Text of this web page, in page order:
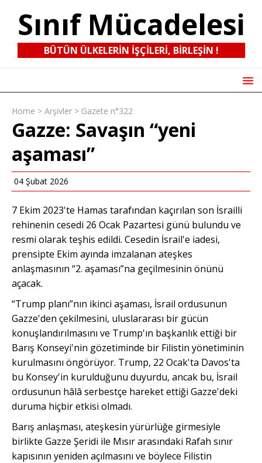
Sınıf Mücadelesi
BÜTÜN ÜLKELERIN IŞÇILERI, BIRLEŞIN !
Home > Arşivler > Gazete n°322
Gazze: Savaşın “yeni
aşaması”
04 Şubat 2026
7 Ekim 2023'te Hamas tarafından kaçırılan son İsrailli
rehinenin cesedi 26 Ocak Pazartesi günü bulundu ve
resmi olarak teşhis edildi. Cesedin İsrail'e iadesi,
prensipte Ekim ayında imzalanan ateşkes
anlaşmasının “2. aşaması”na geçilmesinin önünü
açacak.
“Trump planı”nın ikinci aşaması, İsrail ordusunun
Gazze'den çekilmesini, uluslararası bir gücün
konuşlandırılmasını ve Trump'ın başkanlık ettiği bir
Barış Konseyi'nin gözetiminde bir Filistin yönetiminin
kurulmasını öngörüyor. Trump, 22 Ocak'ta Davos'ta
bu Konsey'in kurulduğunu duyurdu, ancak bu, İsrail
ordusunun hâlâ serbestçe hareket ettiği Gazze'deki
duruma hiçbir etkisi olmadı.
Barış anlaşması, ateşkesin yürürlüğe girmesiyle
birlikte Gazze Şeridi ile Mısır arasındaki Rafah sınır
kapısının yeniden açılmasını ve böylece Filistin